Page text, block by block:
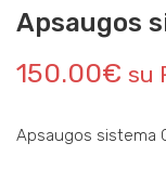
Apsaugos
150.00€ su
Apsaugos sistema